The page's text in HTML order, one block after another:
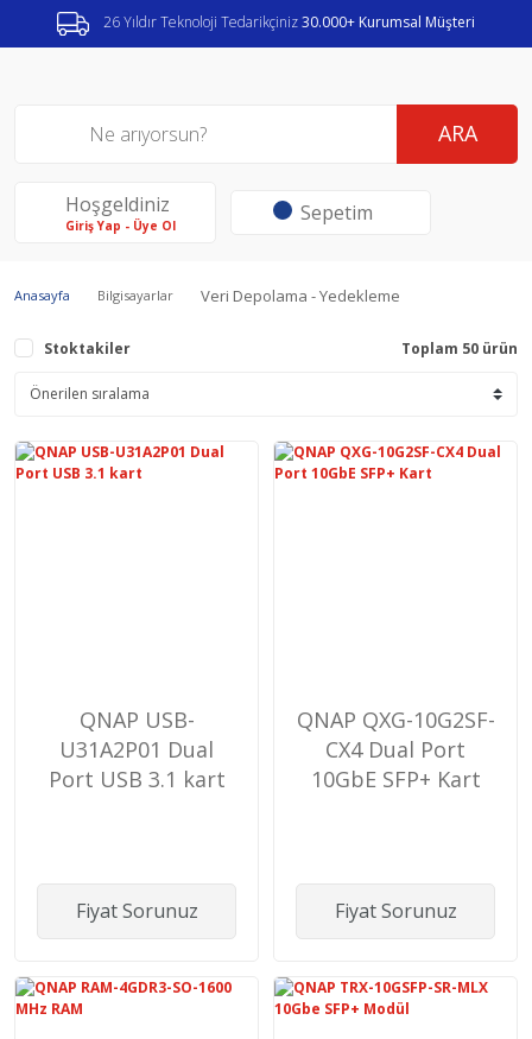
26 Yıldır Teknoloji Tedarikçiniz30.000+ Kurumsal Müşteri
ARA
Hoşgeldiniz
Giriş Yap - Üye Ol Sepetim
Anasayfa Bilgisayarlar Veri Depolama - Yedekleme
Stoktakiler Toplam 50 ürün
QNAP USB-
U31A2P01 Dual
Port USB 3.1 kart
Fiyat Sorunuz
QNAP QXG-10G2SF-
CX4 Dual Port
10GbE SFP+ Kart
Fiyat Sorunuz